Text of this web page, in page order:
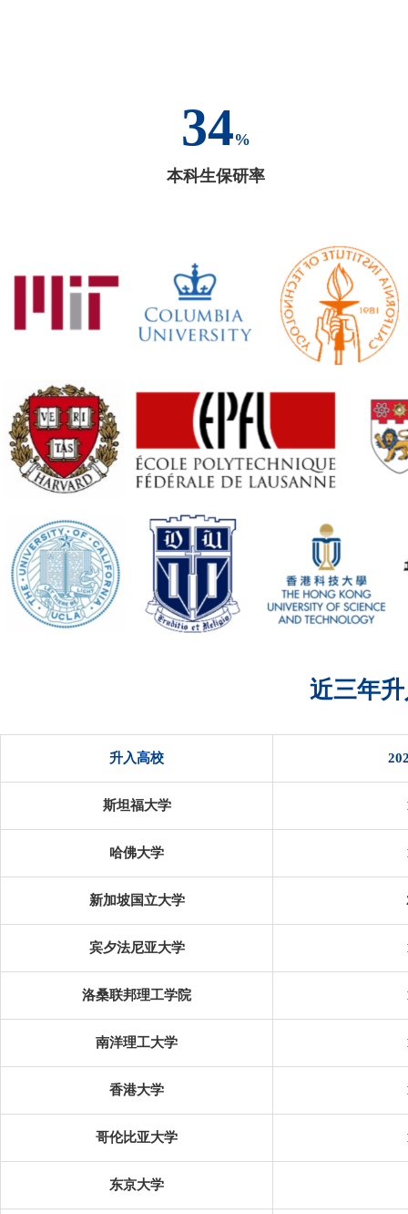
34%
本科生保研率
近三年
升入高校
斯坦福大学
哈佛大学
新加坡国立大学
宾夕法尼亚大学
洛桑联邦理工学院
南洋理工大学
香港大学
哥伦比亚大学
东京大学